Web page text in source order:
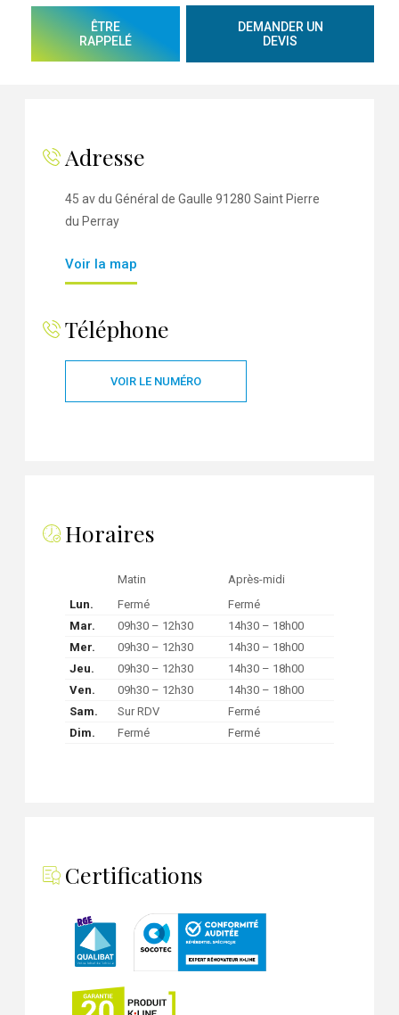
ÊTRE
RAPPELÉ
DEMANDER UN
DEVIS
Adresse
45 av du Général de Gaulle 91280 Saint Pierre
du Perray
Voir la map
Téléphone
VOIR LE NUMÉRO
Horaires
Matin
Après-midi
Lun.
Fermé
Fermé
Mar.
09h30 – 12h30
14h30 – 18h00
Mer.
09h30 – 12h30
14h30 – 18h00
Jeu.
09h30 – 12h30
14h30 – 18h00
Ven.
09h30 – 12h30
14h30 – 18h00
Sam.
Sur RDV
Fermé
Dim.
Fermé Fermé
Certifications